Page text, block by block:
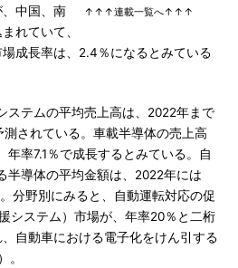
↑↑↑連載一覧へ↑↑↑
中国、南
れていて、
成長率は、2.4％になるとみている
ステムの平均売上高は、2022年まで
されている。車載半導体の売上高
年率7.1％で成長するとみている。自
半導体の平均金額は、2022年には
分野別にみると、自動運転対応の促
システム）市場が、年率20％と二桁
自動車における電子化をけん引する
。